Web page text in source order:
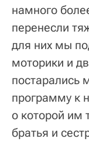
намного
перенесли
для них мы
моторики и
постарались
программу к
о которой им
братья и